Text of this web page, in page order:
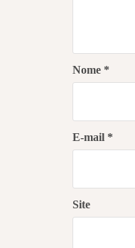
Nome *
E-mail *
Site